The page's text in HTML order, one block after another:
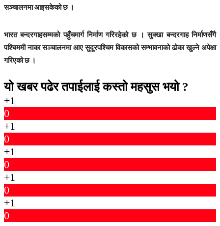
सञ्चालनमा आइसकेको छ ।
भारत बन्दरगाहसम्मको पहुँचमार्ग निर्माण गरिरहेको छ । सुक्खा बन्दरगाह निर्माणसँगै
पश्चिममी नाका सञ्चालनमा आए सुदूरपश्चिम विकासको सम्भावनाको ढोका खुल्ने अपेक्षा
गरिएको छ ।
यो खबर पढेर तपाईलाई कस्तो महसुस भयो ?
+1
0
+1
0
+1
0
+1
0
+1
0